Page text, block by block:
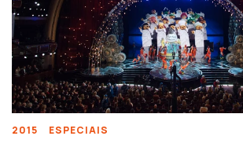
2015 ESPECIAIS